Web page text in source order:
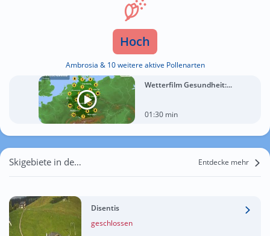
Hoch
Ambrosia & 10 weitere aktive Pollenarten
Wetterfilm Gesundheit:...
01:30 min
Skigebiete in der Nähe von Mumpé Tujetsch Entdecke mehr
Disentis
geschlossen